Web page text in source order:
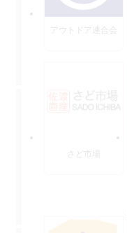
アウトドア連合会
さど市場